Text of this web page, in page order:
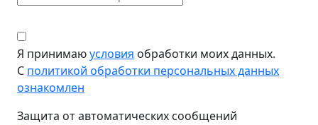
Я принимаюусловия обработки моих данных.
С политикой обработки персональных данных
ознакомлен
Защита от автоматических сообщений